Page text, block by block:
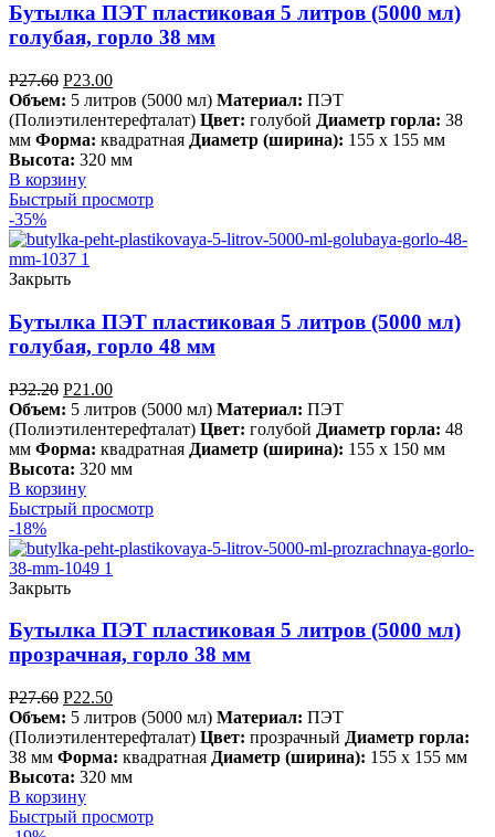
Бутылка ПЭТ пластиковая 5 литров (5000 мл)
голубая, горло 38 мм
Р27.60 Р23.00
Объем: 5 литров (5000 мл) Материал: ПЭТ
(Полиэтилентерефталат) Цвет: голубой Диаметр горла: 38
мм Форма: квадратная Диаметр (ширина): 155 х 155 мм
Высота: 320 мм
В корзину
Быстрый просмотр
-35%
Закрыть
Бутылка ПЭТ пластиковая 5 литров (5000 мл)
голубая, горло 48 мм
Р32.20 Р21.00
Объем: 5 литров (5000 мл) Материал: ПЭТ
(Полиэтилентерефталат) Цвет: голубой Диаметр горла: 48
мм Форма: квадратная Диаметр (ширина): 155 х 150 мм
Высота: 320 мм
В корзину
Быстрый просмотр
-18%
Закрыть
Бутылка ПЭТ пластиковая 5 литров (5000 мл)
прозрачная, горло 38 мм
Р27.60 Р22.50
Объем: 5 литров (5000 мл) Материал: ПЭТ
(Полиэтилентерефталат) Цвет: прозрачный Диаметр горла:
38 мм Форма: квадратная Диаметр (ширина): 155 х 155 мм
Высота: 320 мм
В корзину
Быстрый просмотр